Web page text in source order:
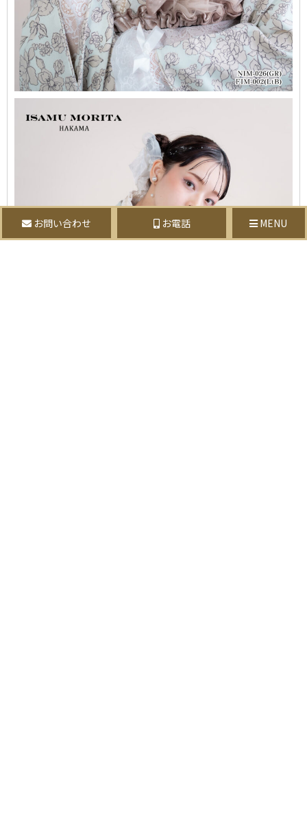
お問い合わせ お電話 MENU